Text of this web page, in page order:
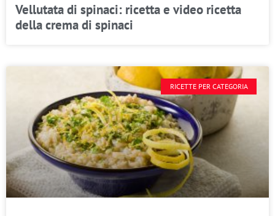
Vellutata di spinaci: ricetta e video ricetta
della crema di spinaci
RICETTE PER CATEGORIA